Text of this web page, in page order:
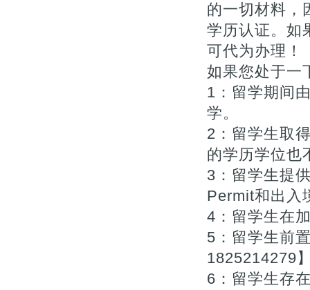
的一切材料，
学历认证。如
可代为办理！
如果您处于一
1：留学期间
学。
2：留学生取
的学历学位也
3：留学生提
Permit和出入
4：留学生在
5：留学生前
1825214279
6：留学生存